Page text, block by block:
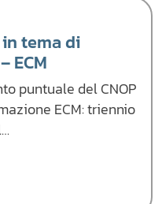
tema di
ECM
puntuale del CNOP
ECM: triennio